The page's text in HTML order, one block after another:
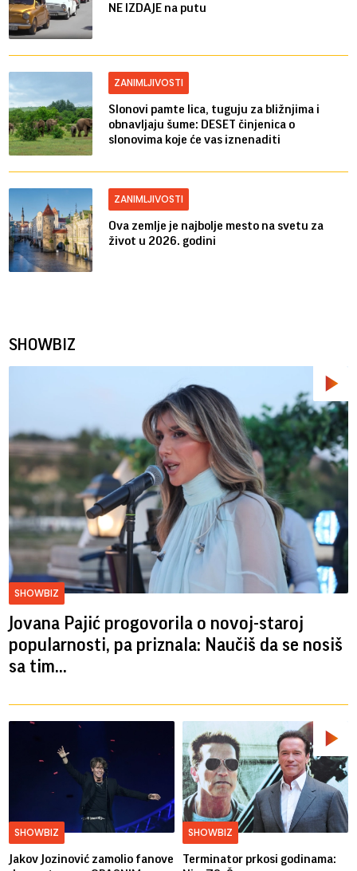
NE IZDAJE na putu
ZANIMLJIVOSTI
Slonovi pamte lica, tuguju za bližnjima i
obnavljaju šume: DESET činjenica o
slonovima koje će vas iznenaditi
ZANIMLJIVOSTI
Ova zemlje je najbolje mesto na svetu za
život u 2026. godini
SHOWBIZ
SHOWBIZ
Jovana Pajić progovorila o novoj-staroj
popularnosti, pa priznala: Naučiš da se nosiš
sa tim...
SHOWBIZ
Jakov Jozinović zamolio fanove
SHOWBIZ
Terminator prkosi godinama: